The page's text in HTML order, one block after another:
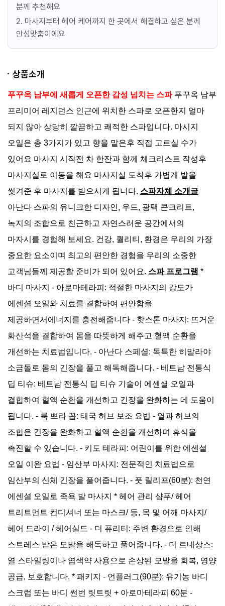
아로마테라피 90분
Aromatherapy - 90 mins
투어픽 오퍼
아동사용불가
유아 사용불가
예약
핫스톤 릴렉세이션 90분
Hot Stone Relaxation - 90 mins
투어픽 오퍼
성인 62,647 원
아동 사용불가
유아 사용불가
예약
베트남 딥 티슈 90분
투어픽 오퍼
아동사용불가
유아 사용불가
예약
룩 쁘라 꼽 90분
Luk Pra Kob (New) - 90 mins
성인
62,647 원
아동사용불가
예약
Mum to be Comfort - 90 mins
투어픽 오퍼
성인 62,647 원
아동 사용불가
유아사용불가
아난다 스페셜 시그니처 90분
Ananda's Special (Signature) - 90 mins
투어픽 오퍼
분께 추천해요
2. 마사지부터 헤어 케어까지 한 곳에서 해결하고 싶은 분께
안성맞춤이에요
상품소개
푸꾸옥 남부에 새롭게 오픈한 감성 넘치는 스파푸꾸옥 남부
프리미어 레지던스 인근에 위치한 스파로 오픈한지 얼마
되지 않아 상당히 깔끔하고 쾌적한 스파입니다. 마시지
오일은 총 3가지가 있고 향을 맡은후 직접 고르실 수가
있어요 마사지 시작전 차 한잔과 함께 체크리스트 작성후
마사지실로 이동을 해요 마사지실 도착후 가볍게 발을
씻겨준 후 마사지를 받으시게 됩니다. 스파자체 소개글
아난다 스파의 유니크한 디자인, 우드, 광택 콘크리트,
녹지의 조합으로 친근하고 자연스러운 공간에서의
마자시를 경험해 보세요. 건강, 퀄리티, 환경은 우리의 가장
중요한 요소이며 최고의 편안한 경험을 우리의 소중한
고객님들께 제공할 준비가 되어 있어요. 스파 프로그램 *
바디 마사지 - 아로마테라피: 적절한 마사지의 강도가
에센셜 오일와 치료를 결합하여 편안함을
제공하면서에너지를 충전해줍니다 - 핫스톤 마사지: 뜨거운
화산석을 결합하여 몸을 따뜻하게 해주고 혈액 순환을
개선하는 치료법입니다. - 아난다 스페셜: 독특한 히말라야
소금돌로 몸의 긴장을 풀고 해독해줍니다. - 베트남 전통식
딥 티슈: 베트남 전통식 딥 티슈 기술이 에센셜 오일과
결합하여 혈액 순환을 개선하고 긴장을 완화하는 데 도움이
됩니다. - 룩 쁘라 꼽: 태국 허브 보조 요법 - 열과 허브의
조합은 긴장을 완화하고 혈액 순환을 개선하며 휴식을
촉진할 수 있습니다. - 키도 테라피: 어린이를 위한 에센셜
오일 이완 요법 - 임산부 마사지: 전문적인 치료법으로
임산부의 신체 긴장을 풀어줍니다. - 풋 릴리프(60분): 천연
에센셜 오일로 족욕 발 마사지 * 헤어 관리 샴푸/ 헤어
트리트먼트 컨디셔너 또는 마스크/ 등, 목 및 어깨 마사지/
헤어 드라이 / 헤어실드 - 더 퓨리티: 주변 환경으로 인해
스트레스 받은 모발을 해독하고 풀어줍니다. - 더 르네상스:
열 스타일링이나 염색약 사용으로 손상된 모발을 회복, 영양
공급, 보호합니다. * 패키지 - 언플러그(90분): 유기농 바디
스크럽 또는 바디 썬번 릿트릿 + 아로마테라피 60분 -